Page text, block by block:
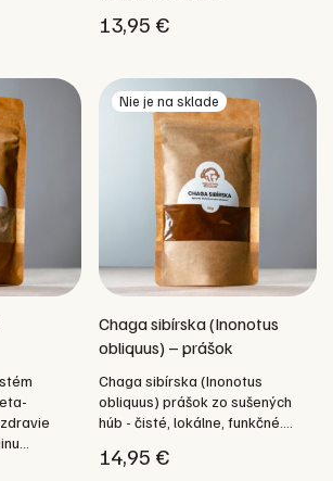
13,95 €
Chaga sibírska (Inonotus
obliquus) – prášok
Chaga sibírska (Inonotus
obliquus) prášok zo sušených
húb - čisté, lokálne, funkčné....
14,95 €